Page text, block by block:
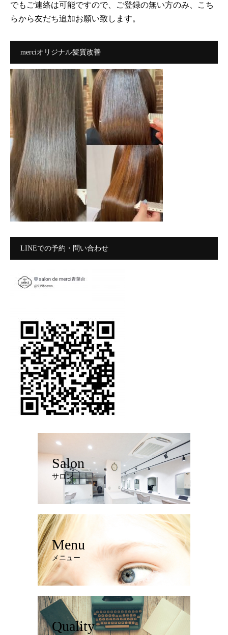
でもご連絡は可能ですので、ご登録の無い方のみ、こち
らから友だち追加お願い致します。
merciオリジナル髪質改善
LINEでの予約・問い合わせ
Salon
サロン
Menu
メニュー
Quality